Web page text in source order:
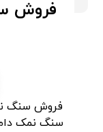
فروش
فروش سنگ
سنگ نمک